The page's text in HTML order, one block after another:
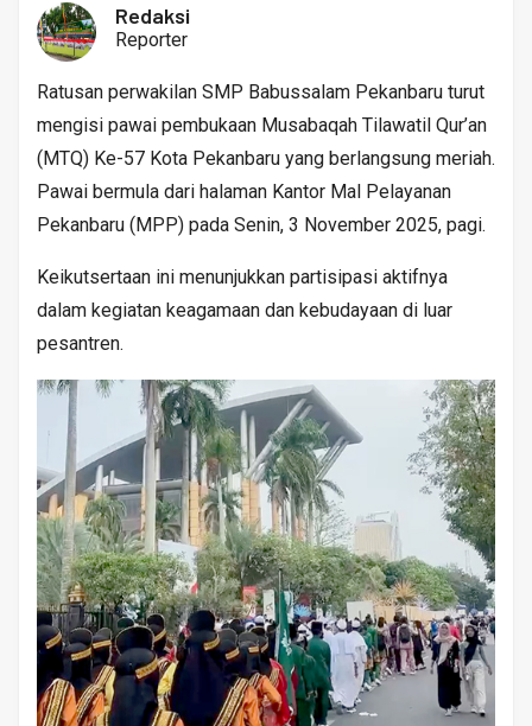
Redaksi
Reporter
Ratusan perwakilan SMP Babussalam Pekanbaru turut
mengisi pawai pembukaan Musabaqah Tilawatil Qur’an
(MTQ) Ke-57 Kota Pekanbaru yang berlangsung meriah.
Pawai bermula dari halaman Kantor Mal Pelayanan
Pekanbaru (MPP) pada Senin, 3 November 2025, pagi.
Keikutsertaan ini menunjukkan partisipasi aktifnya
dalam kegiatan keagamaan dan kebudayaan di luar
pesantren.